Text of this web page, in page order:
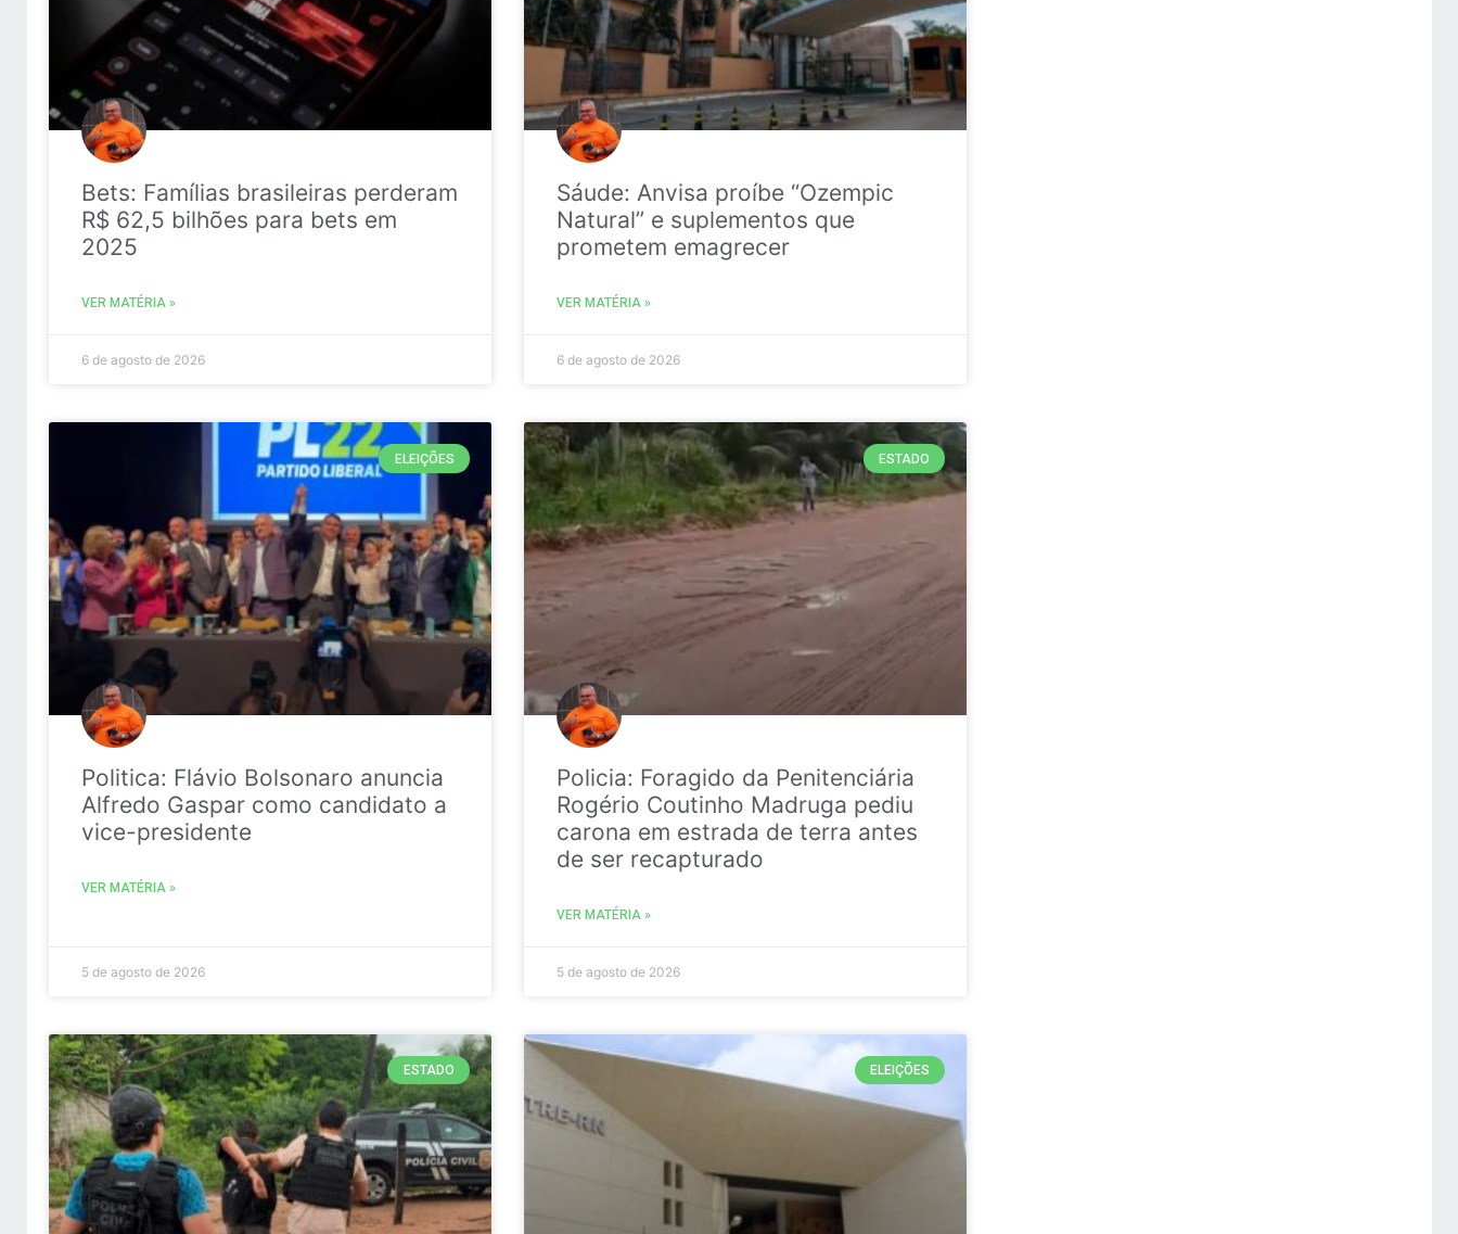
Bets: Famílias brasileiras perderam
R$ 62,5 bilhões para bets em
2025
VER MATÉRIA »
6 de agosto de 2026
Sáude: Anvisa proíbe “Ozempic
Natural” e suplementos que
prometem emagrecer
VER MATÉRIA »
6 de agosto de 2026
ELEIÇÕES
Politica: Flávio Bolsonaro anuncia
Alfredo Gaspar como candidato a
vice-presidente
VER MATÉRIA »
5 de agosto de 2026
ESTADO
Policia: Foragido da Penitenciária
Rogério Coutinho Madruga pediu
carona em estrada de terra antes
de ser recapturado
VER MATÉRIA »
5 de agosto de 2026
ESTADO ELEIÇÕES